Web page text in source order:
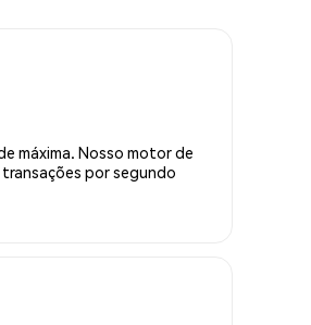
máxima. Nosso motor de
por segundo